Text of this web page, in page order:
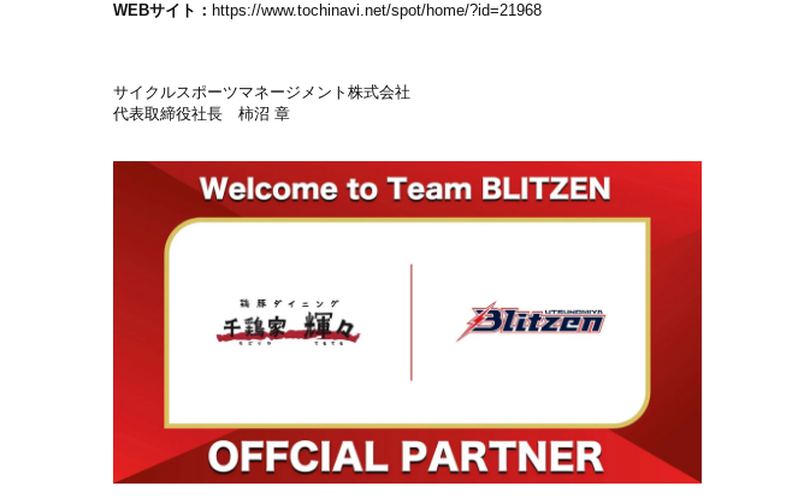
WEBサイト： https://www.tochinavi.net/spot/home/?id=21968
サイクルスポーツマネージメント株式会社
代表取締役社長 柿沼 章